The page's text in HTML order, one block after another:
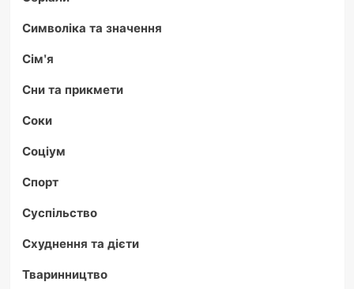
Символіка та значення
Сім'я
Сни та прикмети
Соки
Соціум
Спорт
Суспільство
Схуднення та дієти
Тваринництво